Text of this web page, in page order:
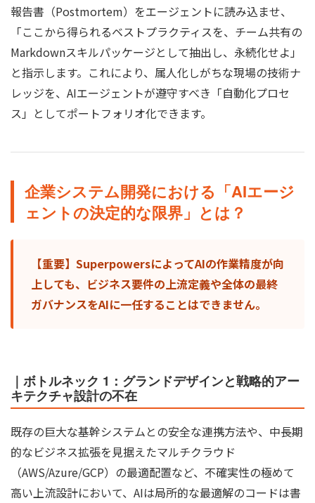
報告書（Postmortem）をエージェントに読み込ませ、
「ここから得られるベストプラクティスを、チーム共有の
Markdownスキルパッケージとして抽出し、永続化せよ」
と指示します。これにより、属人化しがちな現場の技術ナ
レッジを、AIエージェントが遵守すべき「自動化プロセ
ス」としてポートフォリオ化できます。
企業システム開発における「AIエージ
ェントの決定的な限界」とは？
【重要】SuperpowersによってAIの作業精度が向
上しても、ビジネス要件の上流定義や全体の最終
ガバナンスをAIに一任することはできません。
｜ボトルネック 1：グランドデザインと戦略的アー
キテクチャ設計の不在
既存の巨大な基幹システムとの安全な連携方法や、中長期
的なビジネス拡張を見据えたマルチクラウド
（AWS/Azure/GCP）の最適配置など、不確実性の極めて
高い上流設計において、AIは局所的な最適解のコードは書